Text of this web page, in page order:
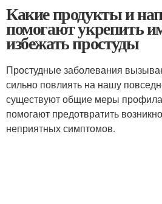
Какие продукты и
помогают укрепить
избежать простуды
Простудные заболевания
сильно повлиять на нашу
существуют общие меры
помогают предотвратить
неприятных симптомов.